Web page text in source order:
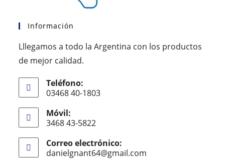
Información
Lllegamos a todo la Argentina con los productos
de mejor calidad.
Teléfono:
03468 40-1803
Móvil:
3468 43-5822
Correo electrónico:
danielgnant64@gmail.com